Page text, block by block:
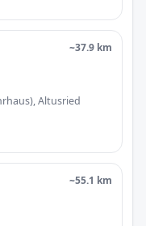
~37.9 km
Altusried
~55.1 km